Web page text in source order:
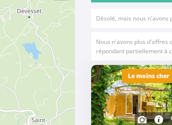
Désolé, mais nous
Nous n'avons plus d'offres
répondant partiellement à
Le moins cher